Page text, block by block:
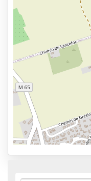
10,5km du
Types de parkings
Parking avec
Parking avec
Park, Sleep &